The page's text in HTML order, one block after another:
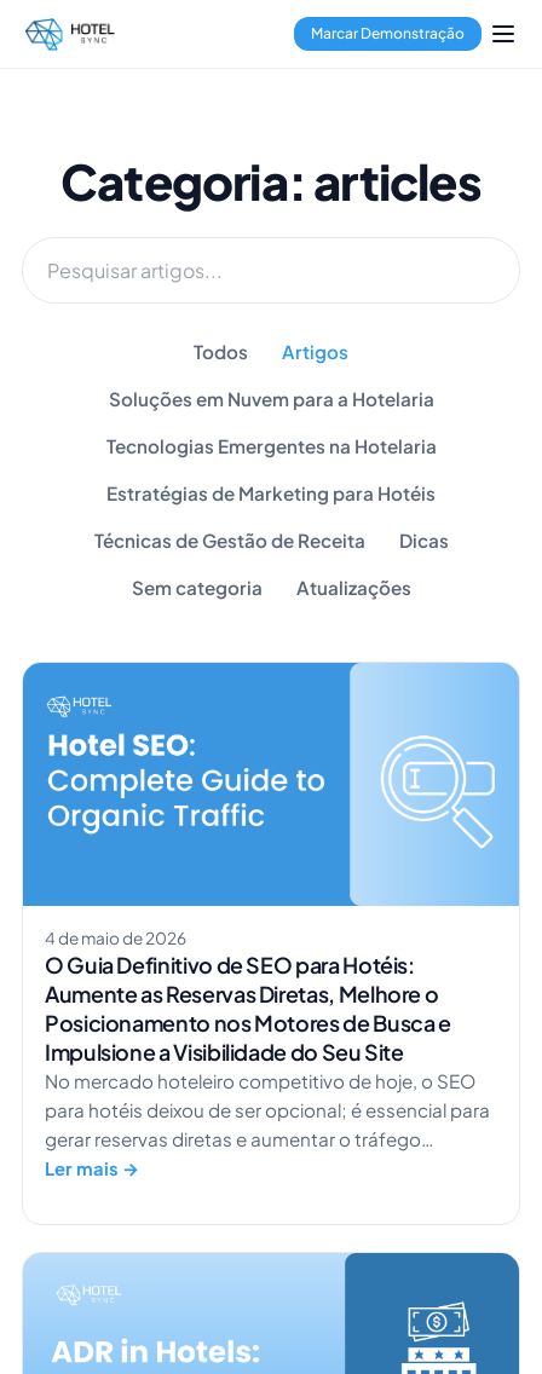
Marcar Demonstração
Categoria: articles
Todos Artigos
Soluções em Nuvem para a Hotelaria
Tecnologias Emergentes na Hotelaria
Estratégias de Marketing para Hotéis
Técnicas de Gestão de Receita Dicas
Sem categoria Atualizações
4 de maio de 2026
O Guia Definitivo de SEO para Hotéis:
Aumente as Reservas Diretas, Melhore o
Posicionamento nos Motores de Busca e
Impulsione a Visibilidade do Seu Site
No mercado hoteleiro competitivo de hoje, o SEO
para hotéis deixou de ser opcional; é essencial para
gerar reservas diretas e aumentar o tráfego
orgânico. Com os viajantes a depender cada vez
comparar alojamentos, a visibilidade online do seu
hotel tem impacto direto na receita. Uma estratégia
de SEO bem executada ajuda a reduzir a
dependência das OTAs, ao mesmo tempo que atrai
hóspedes com elevada intenção de reserva. Em […]
Ler mais →